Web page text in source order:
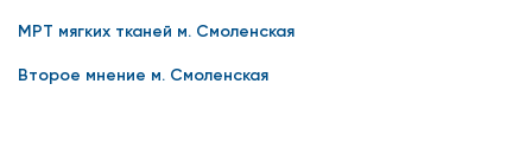
МРТ мягких тканей м. Смоленская
Второе мнение м. Смоленская